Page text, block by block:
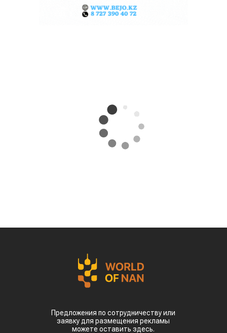
Предложения по сотрудничеству или
заявку для размещения рекламы
можете оставить здесь.